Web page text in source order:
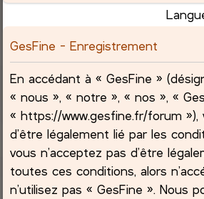
GesFine - Enregistrement
En accédant à « GesFine »
« nous », « notre », « nos », «
« https://www.gesfine.fr/forum »),
d’être légalement lié par les
vous n’acceptez pas d’être
toutes ces conditions, alors
n’utilisez pas « GesFine ». Nous